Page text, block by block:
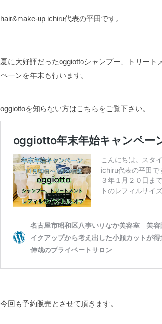
hair&make-up ichiru代表の平田です。
夏に大好評だったoggiottoシャンプー、トリー
ペーンを年末も行います。
oggiottoを知らない方はこちらをご覧下さい。
今回も予約販売とさせて頂きます。